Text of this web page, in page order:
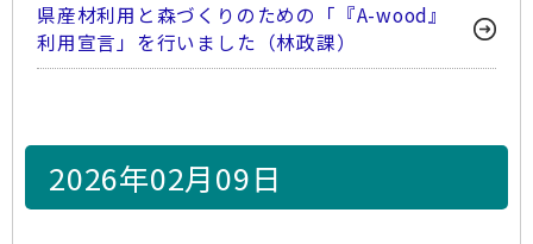
県産材利用と森づくりのための「『A-wood』
利用宣言」を行いました（林政課）
2026年02月09日